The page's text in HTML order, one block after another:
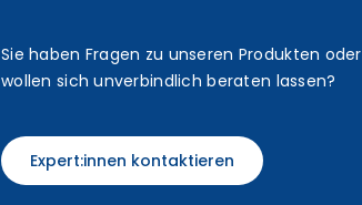
Sie haben Fragen zu unseren Produkten oder
wollen sich unverbindlich beraten lassen?
Expert:innen kontaktieren